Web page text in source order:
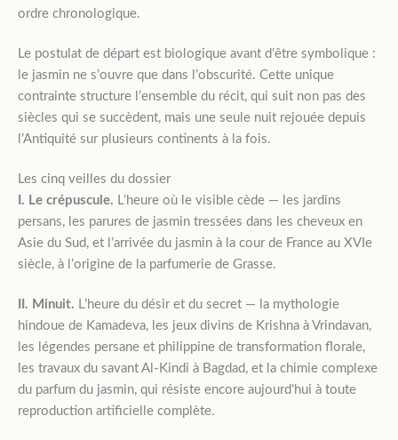
ordre chronologique.
Le postulat de départ est biologique avant d’être symbolique :
le jasmin ne s’ouvre que dans l’obscurité. Cette unique
contrainte structure l’ensemble du récit, qui suit non pas des
siècles qui se succèdent, mais une seule nuit rejouée depuis
l’Antiquité sur plusieurs continents à la fois.
Les cinq veilles du dossier
I. Le crépuscule. L’heure où le visible cède — les jardins
persans, les parures de jasmin tressées dans les cheveux en
Asie du Sud, et l’arrivée du jasmin à la cour de France au XVIe
siècle, à l’origine de la parfumerie de Grasse.
II. Minuit. L’heure du désir et du secret — la mythologie
hindoue de Kamadeva, les jeux divins de Krishna à Vrindavan,
les légendes persane et philippine de transformation florale,
les travaux du savant Al-Kindi à Bagdad, et la chimie complexe
du parfum du jasmin, qui résiste encore aujourd’hui à toute
reproduction artificielle complète.